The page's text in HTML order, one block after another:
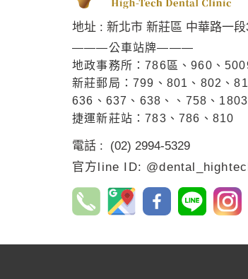
地址 : 新北市 新莊區 中華路一
———公車站牌———
地政事務所：786區、960、
新莊郵局：799、801、802、
636、637、638、、758、
捷運新莊站：783、786、810
電話 : (02) 2994-5329
官方line ID: